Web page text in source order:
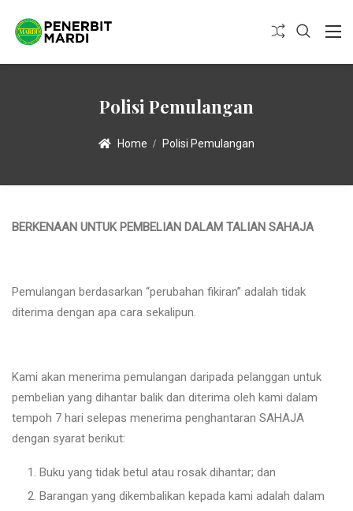
Polisi Pemulangan
Home Polisi Pemulangan
BERKENAAN UNTUK PEMBELIAN DALAM TALIAN SAHAJA
Pemulangan berdasarkan “perubahan fikiran” adalah tidak
diterima dengan apa cara sekalipun.
Kami akan menerima pemulangan daripada pelanggan untuk
pembelian yang dihantar balik dan diterima oleh kami dalam
tempoh 7 hari selepas menerima penghantaran SAHAJA
dengan syarat berikut:
Buku yang tidak betul atau rosak dihantar; dan
Barangan yang dikembalikan kepada kami adalah dalam